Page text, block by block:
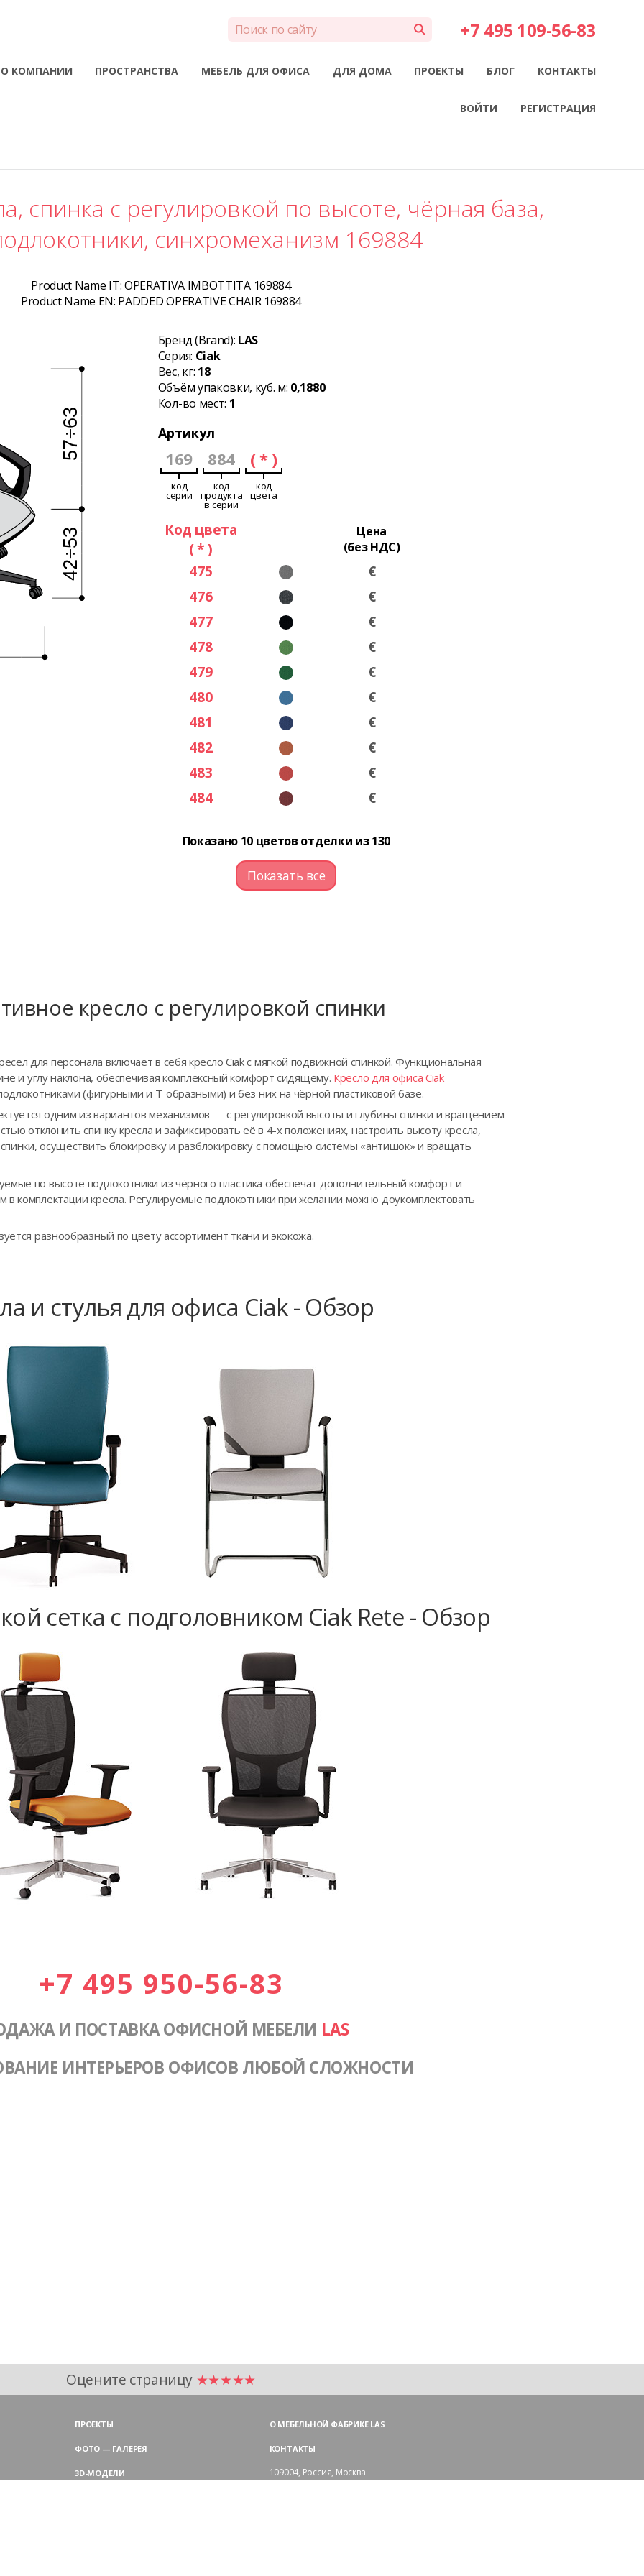
+7 495 109-56-83
О КОМПАНИИ ПРОСТРАНСТВА МЕБЕЛЬ ДЛЯ ОФИСА ДЛЯ ДОМА ПРОЕКТЫ БЛОГ КОНТАКТЫ
ВОЙТИ РЕГИСТРАЦИЯ
спинка c регулировкой по высоте, чёрная база,
синхромеханизм 169884
Product Name IT:OPERATIVA IMBOTTITA 169884
Product Name EN: PADDED OPERATIVE CHAIR 169884
Бренд (Brand): LAS
Серия: Ciak
Вес, кг: 18
Объём упаковки, куб. м: 0,1880
Кол-во мест: 1
Артикул
169
код
серии
884
код
продукта
в серии
( * )
код
цвета
Код цвета
( * )
Цена
(без НДС)
475
€
476
€
477
€
478
€
479
€
480
€
481
€
482
€
483
€
484
€
Показано 10 цветов отделки из 130
Показать все
кресло с регулировкой спинки
для персонала включает в себя кресло Ciak с мягкой подвижной спинкой. Функциональная
и углу наклона, обеспечивая комплексный комфорт сидящему. Кресло для офиса Ciak
(фигурными и Т-образными) и без них на чёрной пластиковой базе.
одним из вариантов механизмов — с регулировкой высоты и глубины спинки и вращением
отклонить спинку кресла и зафиксировать её в 4-х положениях, настроить высоту кресла,
осуществить блокировку и разблокировку с помощью системы «антишок» и вращать
по высоте подлокотники из чёрного пластика обеспечат дополнительный комфорт и
комплектации кресла. Регулируемые подлокотники при желании можно доукомплектовать
разнообразный по цвету ассортимент ткани и экокожа.
и стулья для офиса Ciak - Обзор
сетка с подголовником Ciak Rete - Обзор
+7 495 950-56-83
И ПОСТАВКА ОФИСНОЙ МЕБЕЛИ LAS
ИНТЕРЬЕРОВ ОФИСОВ ЛЮБОЙ СЛОЖНОСТИ
Оцените страницу ★★★★★
ПРОЕКТЫ
ФОТО — ГАЛЕРЕЯ
3D-МОДЕЛИ
О МЕБЕЛЬНОЙ ФАБРИКЕ LAS
КОНТАКТЫ
109004, Россия, Москва